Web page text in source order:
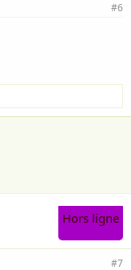
#6
Hors ligne
#7